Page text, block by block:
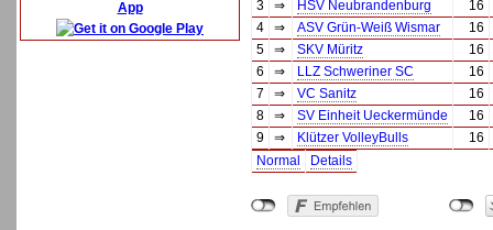
App
3
⇒ HSV Neubrandenburg
16
4
⇒ ASV Grün-Weiß Wismar
16
5
⇒ SKV Müritz
16
6
⇒ LLZ Schweriner SC
16
7
⇒ VC Sanitz
16
8
⇒ SV Einheit Ueckermünde
16
9
⇒ Klützer VolleyBulls
16
Normal
Details